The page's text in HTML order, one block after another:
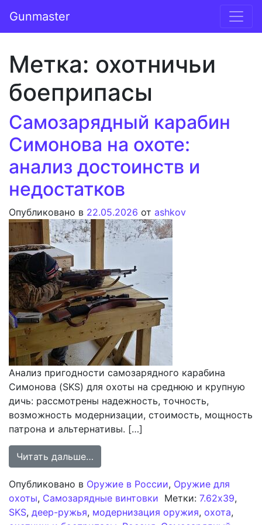
Основная навигация
Gunmaster
Метка: охотничьи
боеприпасы
Самозарядный карабин
Симонова на охоте:
анализ достоинств и
недостатков
Опубликовано в 22.05.2026 от ashkov
Анализ пригодности самозарядного карабина
Симонова (SKS) для охоты на среднюю и крупную
дичь: рассмотрены надежность, точность,
возможность модернизации, стоимость, мощность
патрона и альтернативы. […]
Читать дальше…
Опубликовано в Оружие в России, Оружие для
охоты, Самозарядные винтовки Метки: 7.62x39,
SKS, деер-ружья, модернизация оружия, охота,